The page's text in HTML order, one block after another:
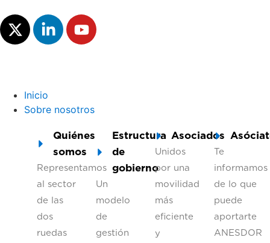
Inicio
Sobre nosotros
Quiénes
somos
Representamos
al sector
de las
dos
ruedas
Estructura
de
gobierno
Un
modelo
de
gestión
Asociados
Unidos
por una
movilidad
más
eficiente
y
Te
informamos
de lo que
puede
aportarte
ANESDOR